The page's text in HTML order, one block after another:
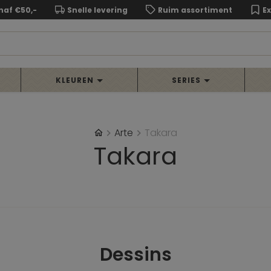
€50,- Snelle levering Ruim assortiment
KLEUREN SERIES
Arte Takara
Takara
Dessins